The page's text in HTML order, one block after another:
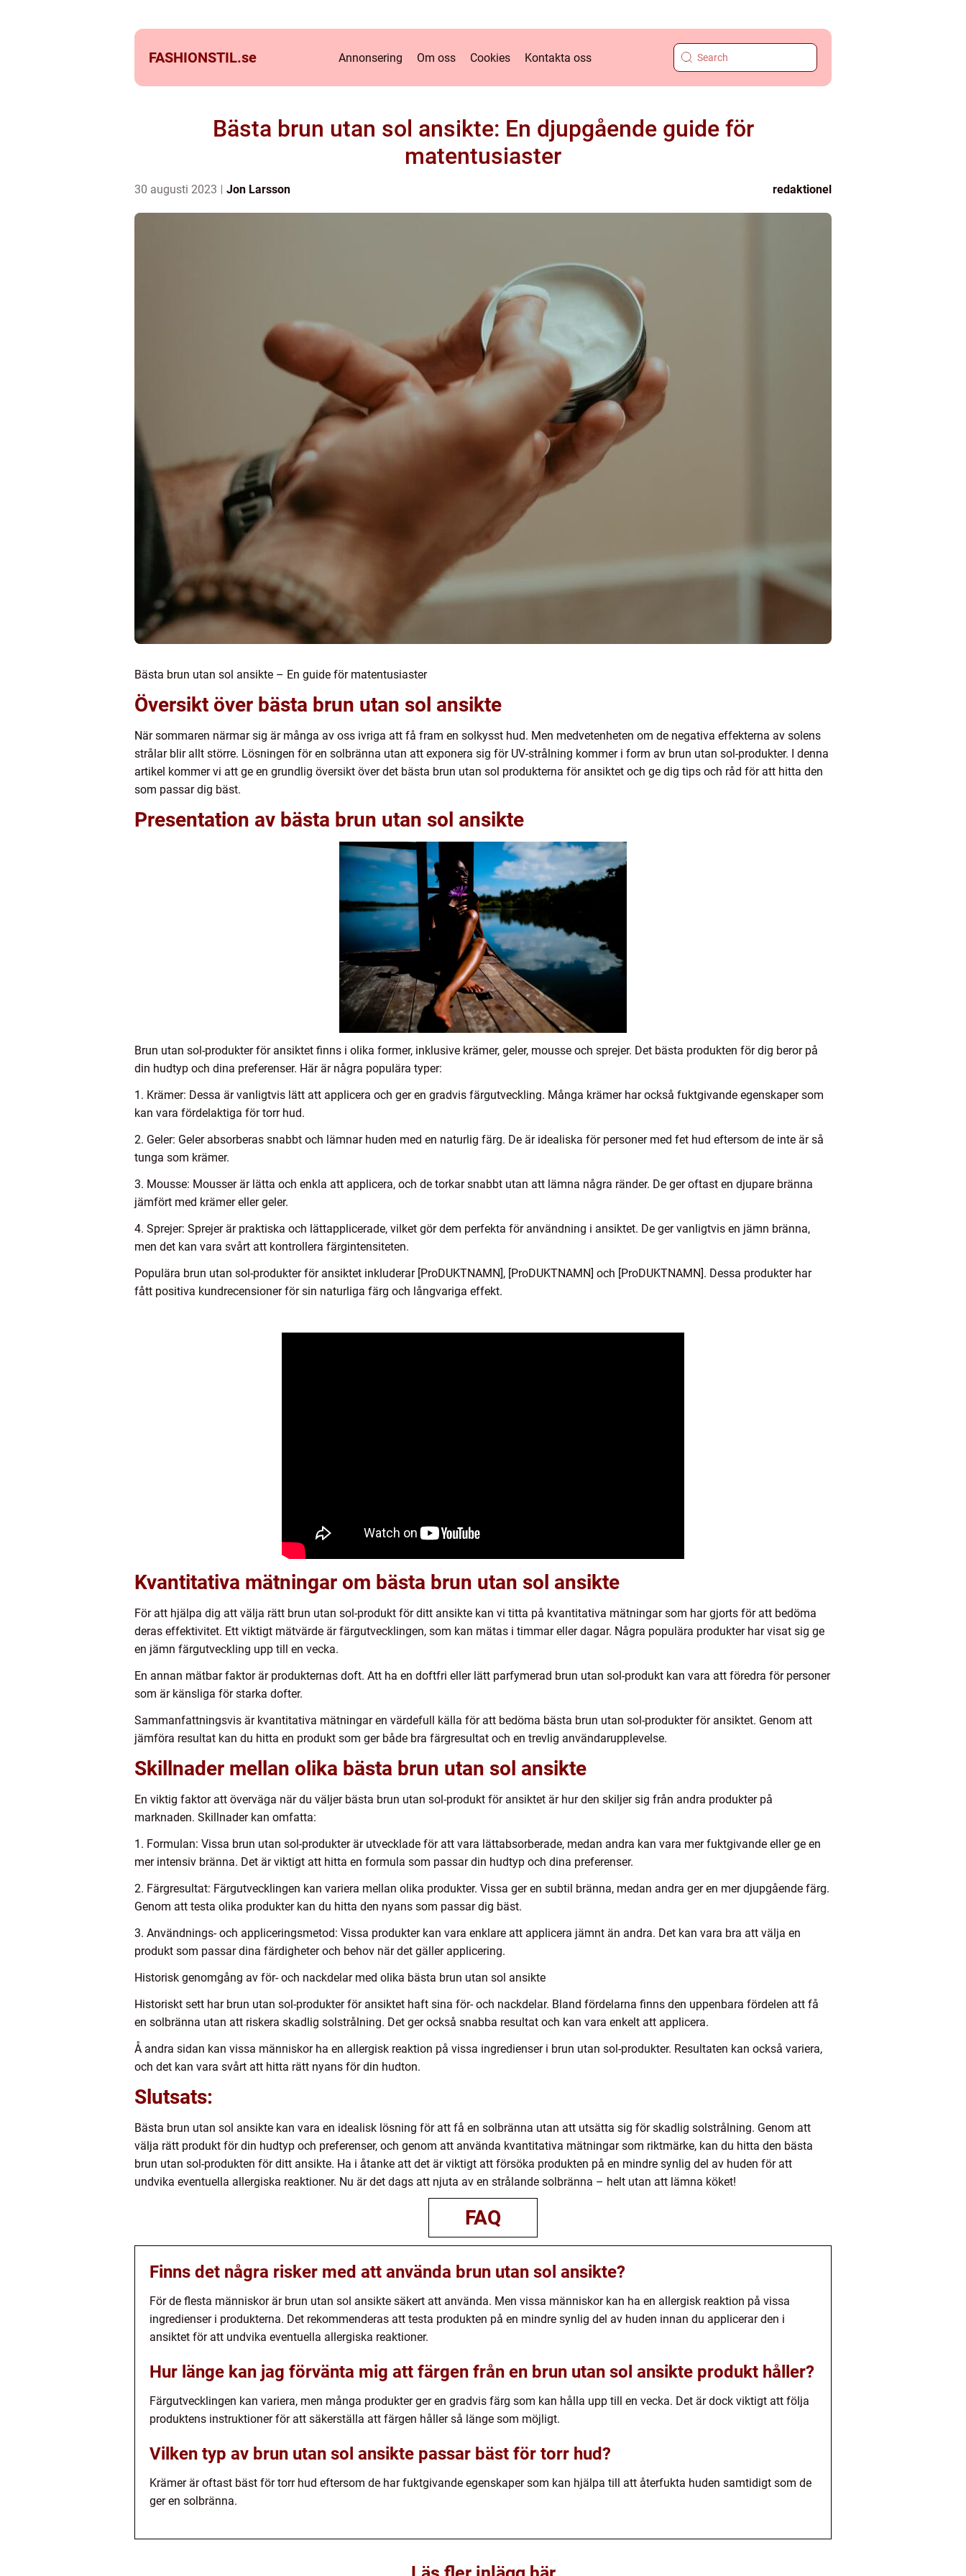
FASHIONSTIL.se Annonsering Om oss Cookies Kontakta oss
Bästa brun utan sol ansikte: En djupgående guide för
matentusiaster
30 augusti 2023 Jon Larsson redaktionel
Bästa brun utan sol ansikte – En guide för matentusiaster
Översikt över bästa brun utan sol ansikte
När sommaren närmar sig är många av oss ivriga att få fram en solkysst hud. Men medvetenheten om de negativa effekterna av solens
strålar blir allt större. Lösningen för en solbränna utan att exponera sig för UV-strålning kommer i form av brun utan sol-produkter. I denna
artikel kommer vi att ge en grundlig översikt över det bästa brun utan sol produkterna för ansiktet och ge dig tips och råd för att hitta den
som passar dig bäst.
Presentation av bästa brun utan sol ansikte
Brun utan sol-produkter för ansiktet finns i olika former, inklusive krämer, geler, mousse och sprejer. Det bästa produkten för dig beror på
din hudtyp och dina preferenser. Här är några populära typer:
1. Krämer: Dessa är vanligtvis lätt att applicera och ger en gradvis färgutveckling. Många krämer har också fuktgivande egenskaper som
kan vara fördelaktiga för torr hud.
2. Geler: Geler absorberas snabbt och lämnar huden med en naturlig färg. De är idealiska för personer med fet hud eftersom de inte är så
tunga som krämer.
3. Mousse: Mousser är lätta och enkla att applicera, och de torkar snabbt utan att lämna några ränder. De ger oftast en djupare bränna
jämfört med krämer eller geler.
4. Sprejer: Sprejer är praktiska och lättapplicerade, vilket gör dem perfekta för användning i ansiktet. De ger vanligtvis en jämn bränna,
men det kan vara svårt att kontrollera färgintensiteten.
Populära brun utan sol-produkter för ansiktet inkluderar [ProDUKTNAMN], [ProDUKTNAMN] och [ProDUKTNAMN]. Dessa produkter har
fått positiva kundrecensioner för sin naturliga färg och långvariga effekt.
Kvantitativa mätningar om bästa brun utan sol ansikte
För att hjälpa dig att välja rätt brun utan sol-produkt för ditt ansikte kan vi titta på kvantitativa mätningar som har gjorts för att bedöma
deras effektivitet. Ett viktigt mätvärde är färgutvecklingen, som kan mätas i timmar eller dagar. Några populära produkter har visat sig ge
en jämn färgutveckling upp till en vecka.
En annan mätbar faktor är produkternas doft. Att ha en doftfri eller lätt parfymerad brun utan sol-produkt kan vara att föredra för personer
som är känsliga för starka dofter.
Sammanfattningsvis är kvantitativa mätningar en värdefull källa för att bedöma bästa brun utan sol-produkter för ansiktet. Genom att
jämföra resultat kan du hitta en produkt som ger både bra färgresultat och en trevlig användarupplevelse.
Skillnader mellan olika bästa brun utan sol ansikte
En viktig faktor att överväga när du väljer bästa brun utan sol-produkt för ansiktet är hur den skiljer sig från andra produkter på
marknaden. Skillnader kan omfatta:
1. Formulan: Vissa brun utan sol-produkter är utvecklade för att vara lättabsorberade, medan andra kan vara mer fuktgivande eller ge en
mer intensiv bränna. Det är viktigt att hitta en formula som passar din hudtyp och dina preferenser.
2. Färgresultat: Färgutvecklingen kan variera mellan olika produkter. Vissa ger en subtil bränna, medan andra ger en mer djupgående färg.
Genom att testa olika produkter kan du hitta den nyans som passar dig bäst.
3. Användnings- och appliceringsmetod: Vissa produkter kan vara enklare att applicera jämnt än andra. Det kan vara bra att välja en
produkt som passar dina färdigheter och behov när det gäller applicering.
Historisk genomgång av för- och nackdelar med olika bästa brun utan sol ansikte
Historiskt sett har brun utan sol-produkter för ansiktet haft sina för- och nackdelar. Bland fördelarna finns den uppenbara fördelen att få
en solbränna utan att riskera skadlig solstrålning. Det ger också snabba resultat och kan vara enkelt att applicera.
Å andra sidan kan vissa människor ha en allergisk reaktion på vissa ingredienser i brun utan sol-produkter. Resultaten kan också variera,
och det kan vara svårt att hitta rätt nyans för din hudton.
Slutsats:
Bästa brun utan sol ansikte kan vara en idealisk lösning för att få en solbränna utan att utsätta sig för skadlig solstrålning. Genom att
välja rätt produkt för din hudtyp och preferenser, och genom att använda kvantitativa mätningar som riktmärke, kan du hitta den bästa
brun utan sol-produkten för ditt ansikte. Ha i åtanke att det är viktigt att försöka produkten på en mindre synlig del av huden för att
undvika eventuella allergiska reaktioner. Nu är det dags att njuta av en strålande solbränna – helt utan att lämna köket!
FAQ
Finns det några risker med att använda brun utan sol ansikte?
För de flesta människor är brun utan sol ansikte säkert att använda. Men vissa människor kan ha en allergisk reaktion på vissa
ingredienser i produkterna. Det rekommenderas att testa produkten på en mindre synlig del av huden innan du applicerar den i
ansiktet för att undvika eventuella allergiska reaktioner.
Hur länge kan jag förvänta mig att färgen från en brun utan sol ansikte produkt håller?
Färgutvecklingen kan variera, men många produkter ger en gradvis färg som kan hålla upp till en vecka. Det är dock viktigt att följa
produktens instruktioner för att säkerställa att färgen håller så länge som möjligt.
Vilken typ av brun utan sol ansikte passar bäst för torr hud?
Krämer är oftast bäst för torr hud eftersom de har fuktgivande egenskaper som kan hjälpa till att återfukta huden samtidigt som de
ger en solbränna.